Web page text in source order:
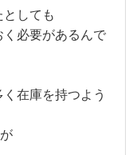
しても
必要があるんで
在庫を持つよう